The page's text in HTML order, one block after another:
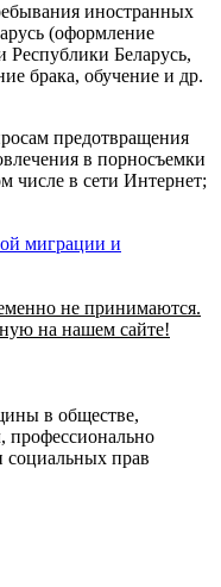
иностранных
(оформление
Республики Беларусь,
брака, обучение и др.
предотвращения
в порносъемки
числе в сети Интернет;
миграции и
не принимаются.
на нашем сайте!
в обществе,
профессионально
социальных прав